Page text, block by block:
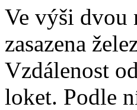
Ve výši dvou
zasazena
Vzdálenost
loket. Podle